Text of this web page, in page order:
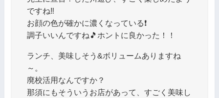
ですね‼️
お顔の色が確かに濃くなっている❗
調子いいんですね🎵ホントに良かった！！
ランチ、美味しそう&ボリュームありますね
～。
廃校活用なんですか？
那須にもそういうお店があって、すごく美味し